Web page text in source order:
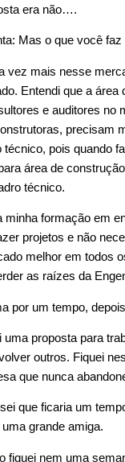
era não….
Mas o que você
vez mais nesse
Entendi que a
e auditores no
precisam
técnico, pois quando
área de
técnico.
minha formação em
projetos e não
melhor em todos
as raízes da
por um tempo,
proposta para
outros. Fiquei
que nunca
que ficaria um
grande amiga.
fiquei nem uma